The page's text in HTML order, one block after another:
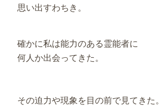
思い出すわちき。
確かに私は能力のある霊能者に
何人か出会ってきた。
その迫力や現象を目の前で見てきた。